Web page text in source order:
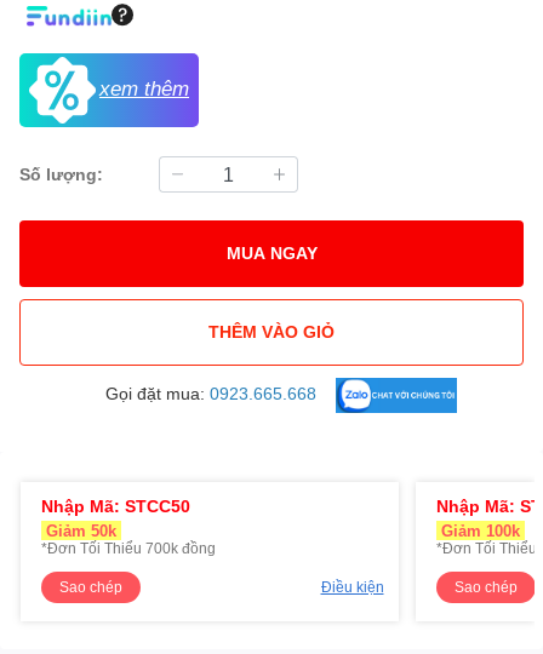
xem thêm
Số lượng:
MUA NGAY
THÊM VÀO GIỎ
Gọi đặt mua: 0923.665.668
Nhập Mã: STCC50
Giảm 50k
*Đơn Tối Thiểu 700k đồng
Sao chép Điều kiện
Nhập Mã:
Giảm 100k
*Đơn Tối Thiểu
Sao chép